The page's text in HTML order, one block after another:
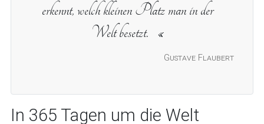
Gustave Flaubert
erkennt, welch kleinen Platz man in der
Welt besetzt.
In 365 Tagen um die Welt